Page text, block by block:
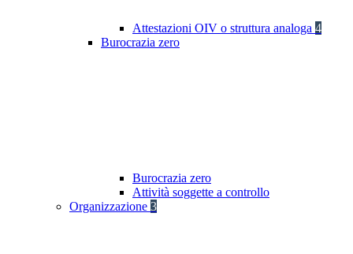
Attestazioni OIV o struttura analoga 4
Burocrazia zero
Burocrazia zero
Attività soggette a controllo
Organizzazione 3